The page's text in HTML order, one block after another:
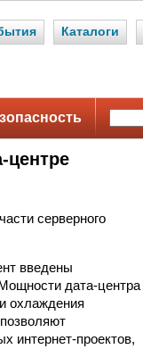
Каталоги
центре
серверного
введены
дата-центра
охлаждения
интернет-проектов,